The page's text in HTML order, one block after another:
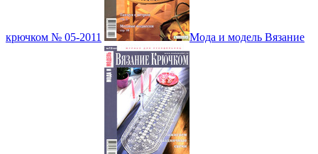
крючком № 05-2011 Мода и модель Вязание